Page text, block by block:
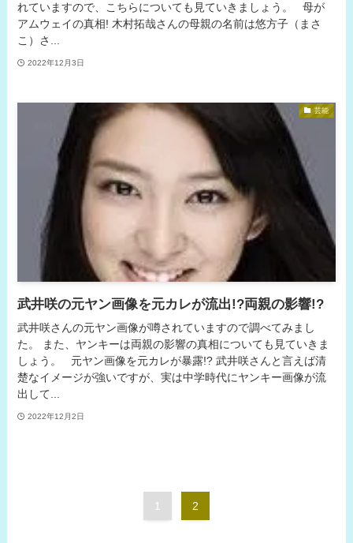
れていますので、こちらについても見ていきましょう。 母が
アムウェイの真相! 木村拓哉さんの母親の名前は悠方子（まさ
こ）さ...
2022年12月3日
芸能
武井咲の元ヤン画像を元カレが流出!?両親の影響!?
武井咲さんの元ヤン画像が噂されていますので調べてみまし
た。 また、ヤンキーは両親の影響の真相についても見ていきま
しょう。 元ヤン画像を元カレが暴露!? 武井咲さんと言えば清
楚なイメージが強いですが、実は中学時代にヤンキー画像が流
出して...
2022年12月2日
1 2